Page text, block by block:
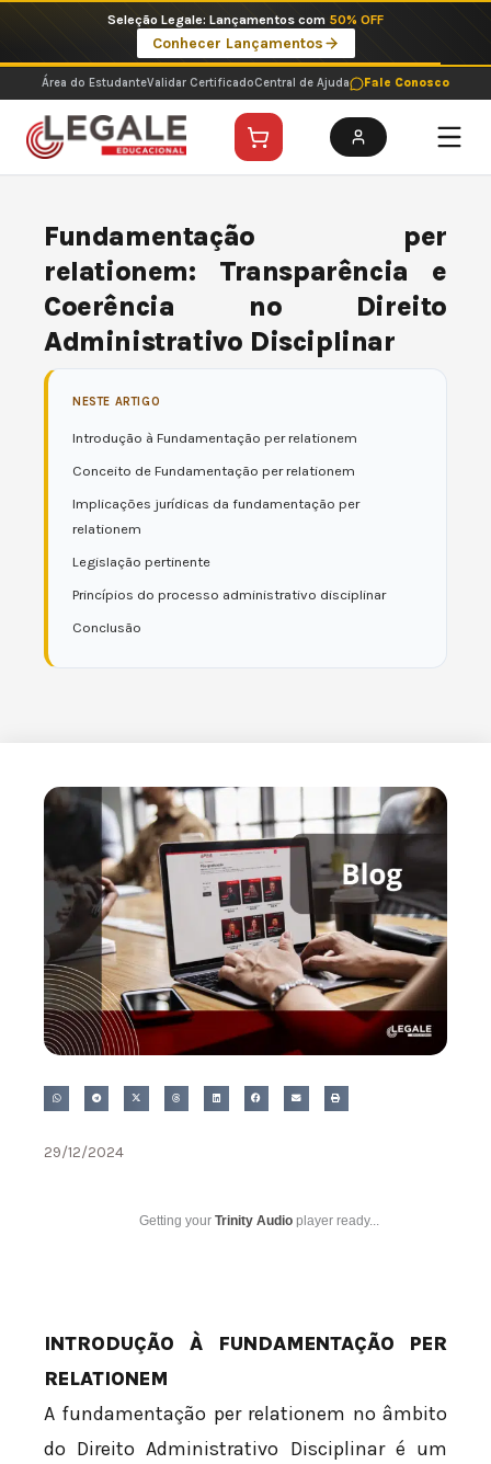
o
conteúdo
Imperdíveis no Pix: Pós Selecionadas a 199 reais no pix em parcela única
Ver ofertas
Área do EstudanteValidar CertificadoCentral de Ajuda Fale Conosco
Fundamentação per
relationem: Transparência e
Coerência no Direito
Administrativo Disciplinar
NESTE ARTIGO
Introdução à Fundamentação per relationem
Conceito de Fundamentação per relationem
Implicações jurídicas da fundamentação per
relationem
Legislação pertinente
Princípios do processo administrativo disciplinar
Conclusão
29/12/2024
Getting your Trinity Audio player ready...
INTRODUÇÃO À FUNDAMENTAÇÃO PER
RELATIONEM
A fundamentação per relationem no âmbito
do Direito Administrativo Disciplinar é um